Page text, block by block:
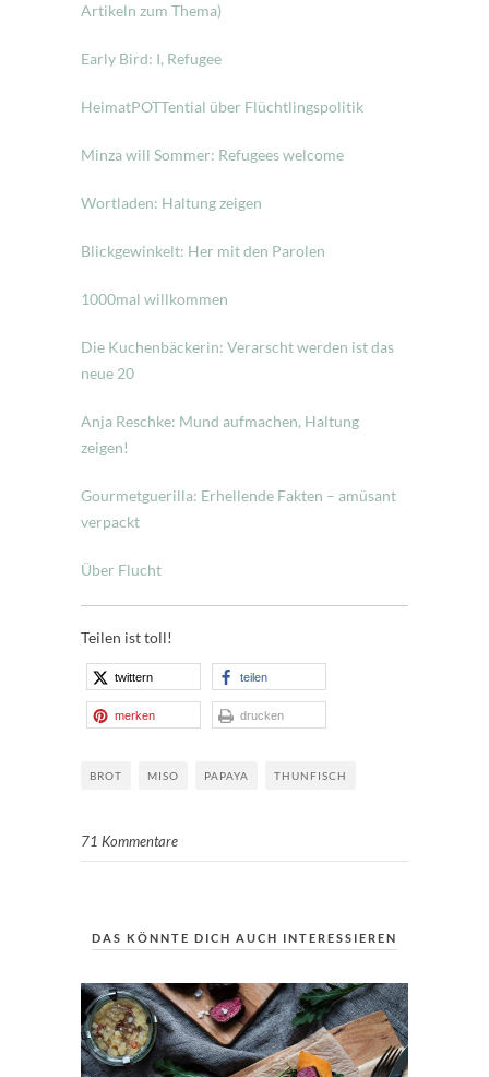
Artikeln zum Thema)
Early Bird: I, Refugee
HeimatPOTTential über Flüchtlingspolitik
Minza will Sommer: Refugees welcome
Wortladen: Haltung zeigen
Blickgewinkelt: Her mit den Parolen
1000mal willkommen
Die Kuchenbäckerin: Verarscht werden ist das
neue 20
Anja Reschke: Mund aufmachen, Haltung
zeigen!
Gourmetguerilla: Erhellende Fakten – amüsant
verpackt
Über Flucht
Teilen ist toll!
twittern teilen
merken drucken
BROT MISO PAPAYA THUNFISCH
71 Kommentare
DAS KÖNNTE DICH AUCH INTERESSIEREN